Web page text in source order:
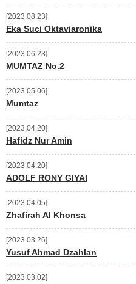
2023.08.23
Eka Suci Oktaviaronika
2023.06.23
MUMTAZ No.2
2023.05.06
Mumtaz
2023.04.20
Hafidz Nur Amin
2023.04.20
ADOLF RONY GIYAI
2023.04.05
Zhafirah Al Khonsa
2023.03.26
Yusuf Ahmad Dzahlan
2023.03.02